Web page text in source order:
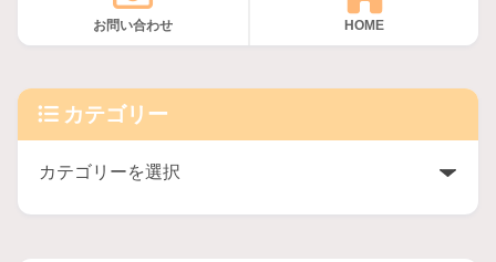
お問い合わせ HOME
カテゴリー